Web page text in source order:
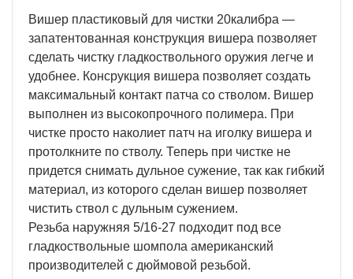
Вишер пластиковый для чистки 20калибра —
запатентованная конструкция вишера позволяет
сделать чистку гладкоствольного оружия легче и
удобнее. Консрукция вишера позволяет создать
максимальный контакт патча со стволом. Вишер
выполнен из высокопрочного полимера. При
чистке просто наколиет патч на иголку вишера и
протолкните по стволу. Теперь при чистке не
придется снимать дульное сужение, так как гибкий
материал, из которого сделан вишер позволяет
чистить ствол с дульным сужением.
Резьба наружняя 5/16-27 подходит под все
гладкоствольные шомпола американский
производителей с дюймовой резьбой.